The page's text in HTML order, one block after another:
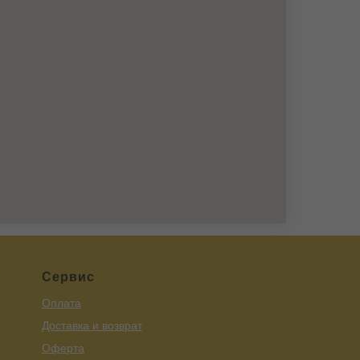
Сервис
Оплата
Доставка и возврат
Оферта